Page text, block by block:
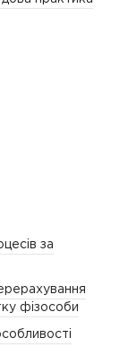
за
фізособи